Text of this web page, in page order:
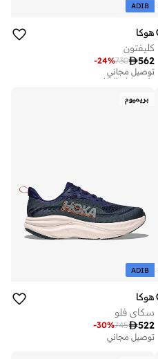
ADIB
هوكا
كليفتون
562
730
-24%
توصيل مجاني
على وشك النفاد
بريميوم
ADIB
هوكا
سكاي فلو
522
745
-30%
توصيل مجاني